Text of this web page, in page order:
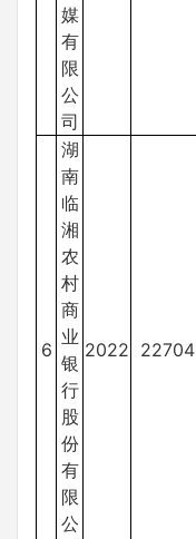
媒
有
限
公
司
6
湖
南
临
湘
农
村
商
业
银
行
股
份
有
限
公
2022 22704